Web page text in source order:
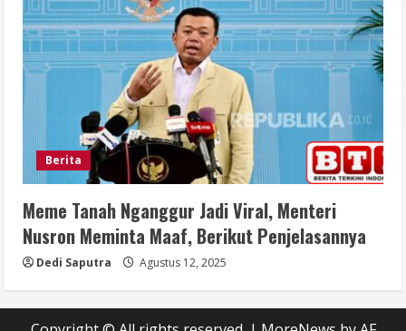
Berita
Meme Tanah Nganggur Jadi Viral, Menteri
Nusron Meminta Maaf, Berikut Penjelasannya
Dedi Saputra Agustus 12, 2025